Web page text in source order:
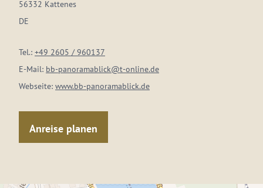
56332 Kattenes
DE
Tel.: +49 2605 / 960137
E-Mail: bb-panoramablick@t-online.de
Webseite: www.bb-panoramablick.de
Anreise planen